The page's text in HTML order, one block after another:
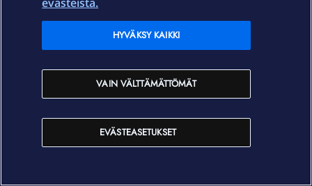
Joka tapauksessa on aika selvää, että normaalitilanteessa
liittymästä tuossa paikassa saatava 50 megan
latausnopeus ei muutu miksikään sillä, että liittymän
teoreettinen maksiminopeus nostetaan 300 → 600M.
Ruuhkatilanteessa noilla voi olla jotain eroa priorisoinnin
suhteen.
50M pitäisi kyllä riittää hyvin Katsomon katseluun, jos
samaan aikaan verkossa ei tehdä jotain muuta paljon
EVÄSTEASETUKSET
VAIN VÄLTTÄMÄTTÖMÄT
HYVÄKSY KAIKKI